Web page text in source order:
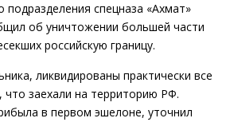
подразделения спецназа «Ахмат»
об уничтожении большей части
российскую границу.
ликвидированы практически все
что заехали на территорию РФ.
в первом эшелоне, уточнил